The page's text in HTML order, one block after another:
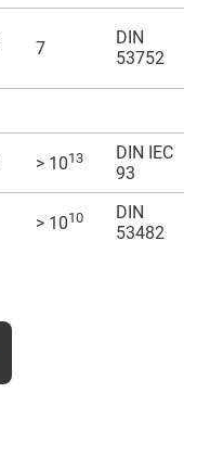
7
DIN
53752
> 1013
DIN IEC
93
> 1010
DIN
53482